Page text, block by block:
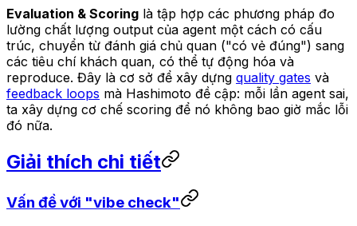
Evaluation & Scoring là tập hợp các phương pháp đo
lường chất lượng output của agent một cách có cấu
trúc, chuyển từ đánh giá chủ quan ("có vẻ đúng") sang
các tiêu chí khách quan, có thể tự động hóa và
reproduce. Đây là cơ sở để xây dựng quality gates và
feedback loops mà Hashimoto đề cập: mỗi lần agent sai,
ta xây dựng cơ chế scoring để nó không bao giờ mắc lỗi
đó nữa.
Giải thích chi tiết
Vấn đề với "vibe check"